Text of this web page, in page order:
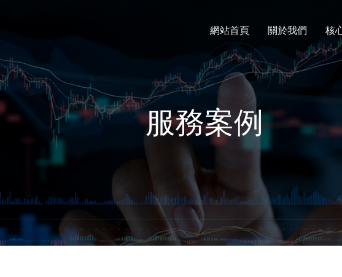
網站首頁 關於我們 核
服務案例